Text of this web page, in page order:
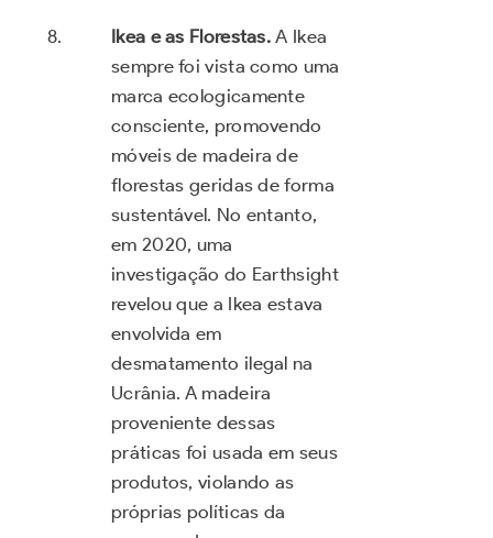
Ikea e as Florestas.A Ikea
sempre foi vista como uma
marca ecologicamente
consciente, promovendo
móveis de madeira de
florestas geridas de forma
sustentável. No entanto,
em 2020, uma
investigação do Earthsight
revelou que a Ikea estava
envolvida em
desmatamento ilegal na
Ucrânia. A madeira
proveniente dessas
práticas foi usada em seus
produtos, violando as
próprias políticas da